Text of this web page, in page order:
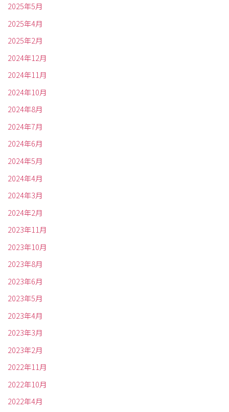
2025年5月
2025年4月
2025年2月
2024年12月
2024年11月
2024年10月
2024年8月
2024年7月
2024年6月
2024年5月
2024年4月
2024年3月
2024年2月
2023年11月
2023年10月
2023年8月
2023年6月
2023年5月
2023年4月
2023年3月
2023年2月
2022年11月
2022年10月
2022年4月